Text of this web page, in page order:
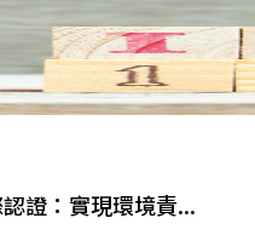
證：實現環境責...